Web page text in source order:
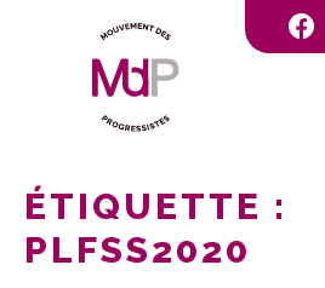
ÉTIQUETTE :
PLFSS2020